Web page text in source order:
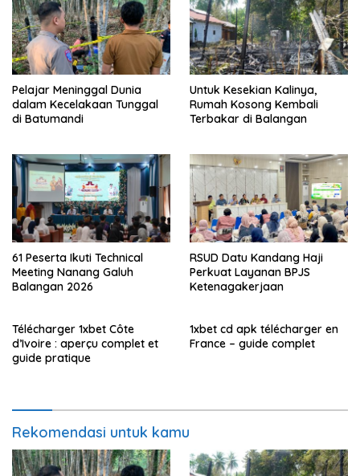
Pelajar Meninggal Dunia
dalam Kecelakaan Tunggal
di Batumandi
Untuk Kesekian Kalinya,
Rumah Kosong Kembali
Terbakar di Balangan
61 Peserta Ikuti Technical
Meeting Nanang Galuh
Balangan 2026
RSUD Datu Kandang Haji
Perkuat Layanan BPJS
Ketenagakerjaan
Télécharger 1xbet Côte
d’Ivoire : aperçu complet et
guide pratique
1xbet cd apk télécharger en
France – guide complet
Rekomendasi untuk kamu